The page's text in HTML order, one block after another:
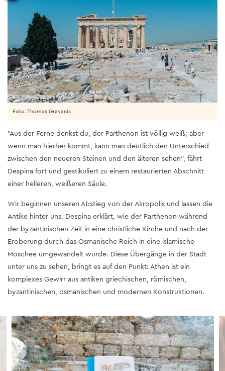
"Aus der Ferne denkst du, der Parthenon ist völlig weiß; aber
wenn man hierher kommt, kann man deutlich den Unterschied
zwischen den neueren Steinen und den älteren sehen", fährt
Despina fort und gestikuliert zu einem restaurierten Abschnitt
einer helleren, weißeren Säule.
Wir beginnen unseren Abstieg von der Akropolis und lassen die
Antike hinter uns. Despina erklärt, wie der Parthenon während
der byzantinischen Zeit in eine christliche Kirche und nach der
Eroberung durch das Osmanische Reich in eine islamische
Moschee umgewandelt wurde. Diese Übergänge in der Stadt
unter uns zu sehen, bringt es auf den Punkt: Athen ist ein
komplexes Gewirr aus antiken griechischen, römischen,
byzantinischen, osmanischen und modernen Konstruktionen.
Foto: Thomas Gravanis